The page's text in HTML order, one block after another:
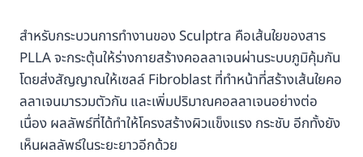
สำหรับกระบวนการทำงานของ Sculptra คือเส้นใยของสาร
PLLA จะกระตุ้นให้ร่างกายสร้างคอลลาเจนผ่านระบบภูมิคุ้มกัน
โดยส่งสัญญาณให้เซลล์ Fibroblast ที่ทำหน้าที่สร้างเส้นใยคอ
ลลาเจนมารวมตัวกัน และเพิ่มปริมาณคอลลาเจนอย่างต่อ
เนื่อง ผลลัพธ์ที่ได้ทำให้โครงสร้างผิวแข็งแรง กระชับ อีกทั้งยัง
เห็นผลลัพธ์ในระยะยาวอีกด้วย